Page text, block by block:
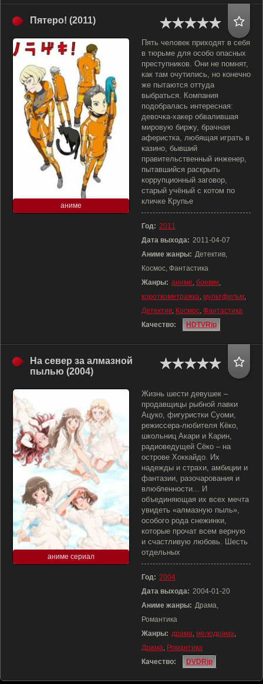
Пятеро! (2011)
аниме
Пять человек приходят в себя
в тюрьме для особо опасных
преступников. Они не помнят,
как там очутились, но конечно
же пытаются оттуда
выбраться. Компания
подобралась интересная:
девочка-хакер обвалившая
мировую биржу, брачная
аферистка, любящая играть в
казино, бывший
правительственный инженер,
пытавшийся раскрыть
коррупционный заговор,
старый учёный с котом по
кличке Крупье
Год: 2011
Дата выхода: 2011-04-07
Аниме жанры: Детектив,
Космос, Фантастика
Жанры: аниме, боевик,
короткометражка, мультфильм,
Детектив, Космос, Фантастика
Качество:
HDTVRip
На север за алмазной
пылью (2004)
аниме сериал
Жизнь шести девушек –
продавщицы рыбной лавки
Ацуко, фигуристки Суоми,
режиссера-любителя Кёко,
школьниц Акари и Карин,
радиоведущей Сёко – на
острове Хоккайдо. Их
надежды и страхи, амбиции и
фантазии, разочарования и
влюбленности... И
объединяющая их всех мечта
увидеть «алмазную пыль»,
особого рода снежинки,
которые прочат всем верную
и счастливую любовь. Шесть
отдельных
Год: 2004
Дата выхода: 2004-01-20
Аниме жанры: Драма,
Романтика
Жанры: драма, мелодрама,
Драма, Романтика
Качество:
DVDRip